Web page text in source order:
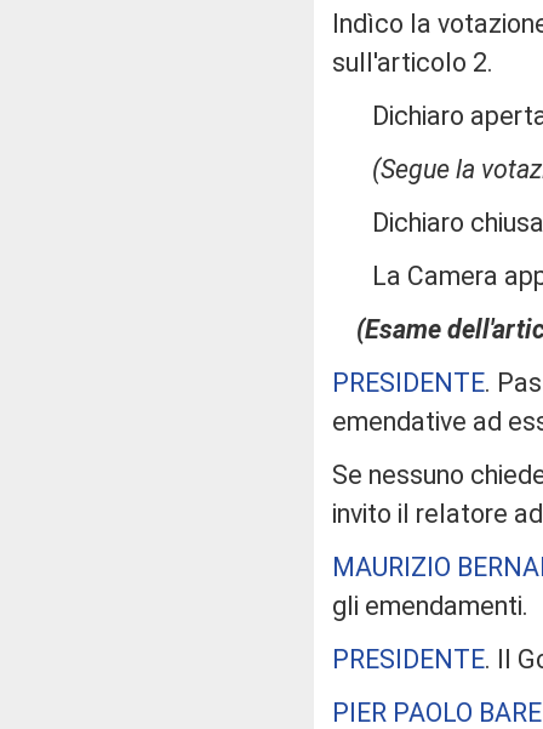
Indìco la
sull'articolo 2.
Dichiaro
(Segue la
Dichiaro
La Camera
(Esame
PRESIDENTE.
emendative ad
Se nessuno
invito il relatore
MAURIZIO
gli emendamenti.
PRESIDENTE. Il
PIER PAOLO